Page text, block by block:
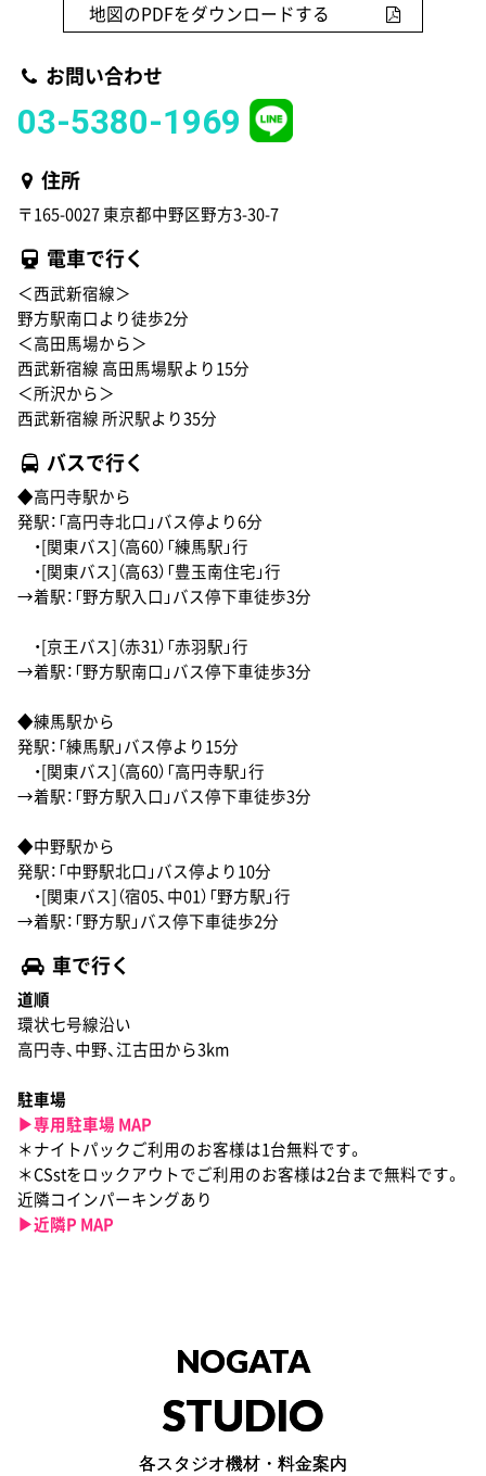
地図のPDFをダウンロードする
お問い合わせ
03-5380-1969
住所
〒165-0027 東京都中野区野方3-30-7
電車で行く
＜西武新宿線＞
野方駅南口より徒歩2分
＜高田馬場から＞
西武新宿線 高田馬場駅より15分
＜所沢から＞
西武新宿線 所沢駅より35分
バスで行く
◆高円寺駅から
発駅：「高円寺北口」バス停より6分
・[関東バス]（高60）「練馬駅」行
・[関東バス]（高63）「豊玉南住宅」行
→着駅：「野方駅入口」バス停下車徒歩3分
・[京王バス]（赤31）「赤羽駅」行
→着駅：「野方駅南口」バス停下車徒歩3分
◆練馬駅から
発駅：「練馬駅」バス停より15分
・[関東バス]（高60）「高円寺駅」行
→着駅：「野方駅入口」バス停下車徒歩3分
◆中野駅から
発駅：「中野駅北口」バス停より10分
・[関東バス]（宿05、中01）「野方駅」行
→着駅：「野方駅」バス停下車徒歩2分
車で行く
道順
環状七号線沿い
高円寺、中野、江古田から3km
駐車場
▶︎専用駐車場 MAP
＊ナイトパックご利用のお客様は1台無料です。
＊CSstをロックアウトでご利用のお客様は2台まで無料です。
近隣コインパーキングあり
▶︎近隣P MAP
NOGATA
STUDIO
各スタジオ機材・料金案内